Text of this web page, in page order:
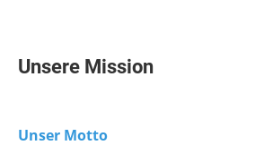
Unsere Mission
Unser Motto